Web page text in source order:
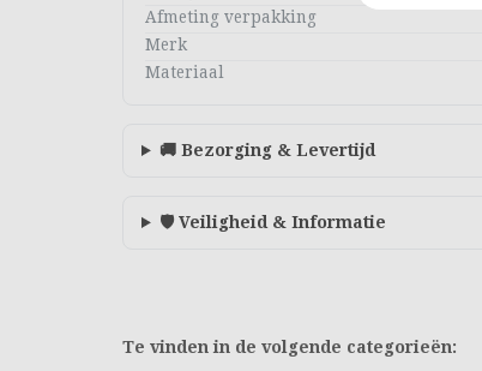
Afmeting verpakking
Merk
Materiaal
🚚 Bezorging & Levertijd
🛡️ Veiligheid & Informatie
Te vinden in de volgende categorieën: